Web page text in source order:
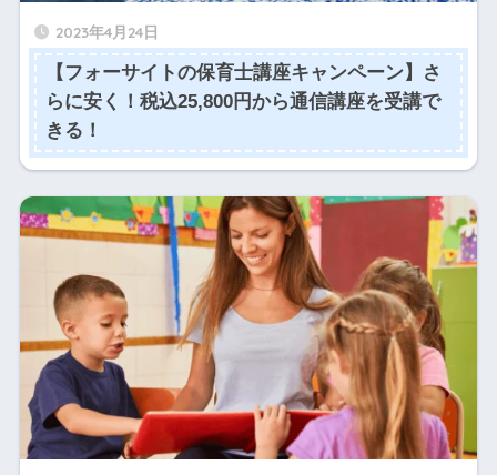
2023年4月24日
【フォーサイトの保育士講座キャンペーン】さ
らに安く！税込25,800円から通信講座を受講で
きる！